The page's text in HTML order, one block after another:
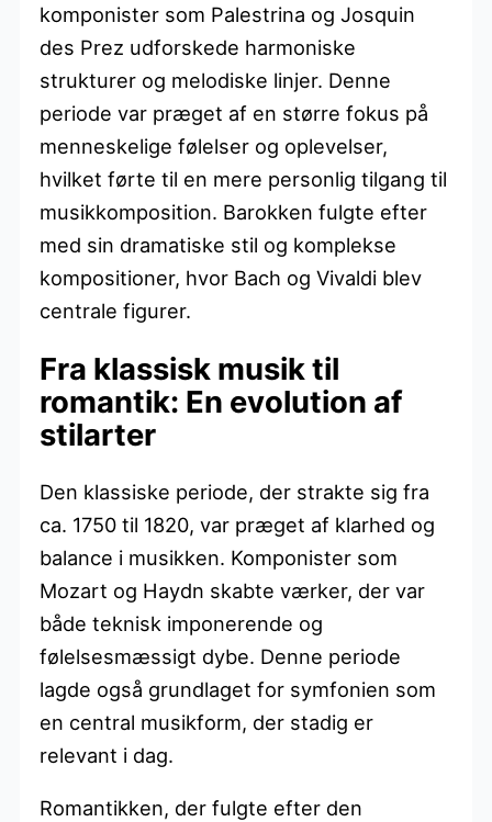
komponister som Palestrina og Josquin
des Prez udforskede harmoniske
strukturer og melodiske linjer. Denne
periode var præget af en større fokus på
menneskelige følelser og oplevelser,
hvilket førte til en mere personlig tilgang til
musikkomposition. Barokken fulgte efter
med sin dramatiske stil og komplekse
kompositioner, hvor Bach og Vivaldi blev
centrale figurer.
Fra klassisk musik til
romantik: En evolution af
stilarter
Den klassiske periode, der strakte sig fra
ca. 1750 til 1820, var præget af klarhed og
balance i musikken. Komponister som
Mozart og Haydn skabte værker, der var
både teknisk imponerende og
følelsesmæssigt dybe. Denne periode
lagde også grundlaget for symfonien som
en central musikform, der stadig er
relevant i dag.
Romantikken, der fulgte efter den